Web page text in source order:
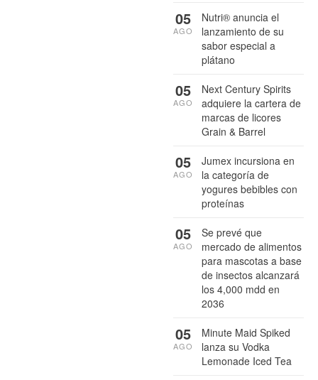
Nutri® anuncia el
lanzamiento de su
sabor especial a
plátano
05
AGO
Next Century Spirits
adquiere la cartera de
marcas de licores
Grain & Barrel
05
AGO
Jumex incursiona en
la categoría de
yogures bebibles con
proteínas
05
AGO
Se prevé que
mercado de alimentos
para mascotas a base
de insectos alcanzará
los 4,000 mdd en
2036
05
AGO
Minute Maid Spiked
lanza su Vodka
Lemonade Iced Tea
05
AGO